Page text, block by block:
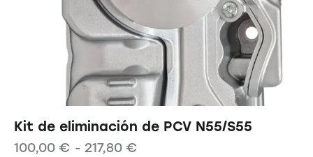
Kit de eliminación de PCV N55/S55
100,00 € - 217,80 €